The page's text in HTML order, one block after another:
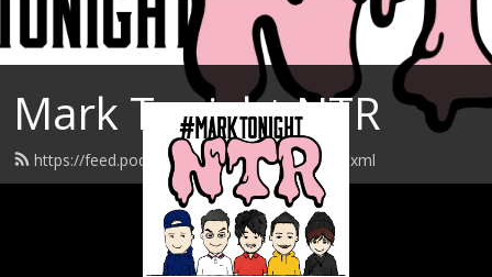
Mark Tonight NTR
https://feed.podbean.com/markkaijima/feed.xml